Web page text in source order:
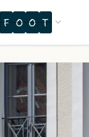
L I T W